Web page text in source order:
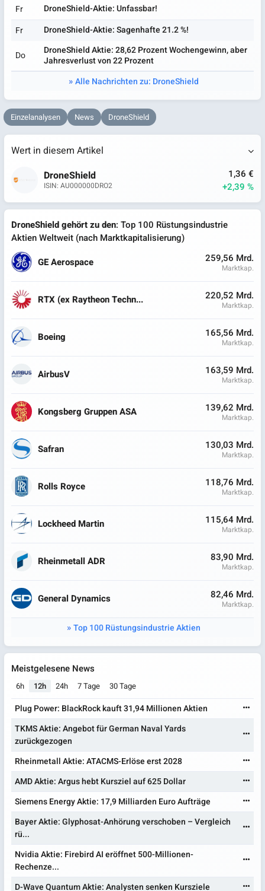
Fr
DroneShield-Aktie: Unfassbar!
Fr
DroneShield-Aktie: Sagenhafte 21.2 %!
Do
DroneShield Aktie: 28,62 Prozent Wochengewinn, aber
Jahresverlust von 22 Prozent
Alle Nachrichten zu: DroneShield
Einzelanalysen News DroneShield
Wert in diesem Artikel
DroneShield
ISIN: AU000000DRO2
1,36 €
+2,39 %
DroneShield gehört zu den: Top 100 Rüstungsindustrie
Aktien Weltweit (nach Marktkapitalisierung)
GE Aerospace
259,56 Mrd.
Marktkap.
RTX (ex Raytheon Techn... 220,52 Mrd.
Marktkap.
Boeing 165,56 Mrd.
Marktkap.
AirbusV 163,59 Mrd.
Marktkap.
Kongsberg Gruppen ASA 139,62 Mrd.
Marktkap.
Safran 130,03 Mrd.
Marktkap.
Rolls Royce 118,76 Mrd.
Marktkap.
Lockheed Martin 115,64 Mrd.
Marktkap.
Rheinmetall ADR 83,90 Mrd.
Marktkap.
General Dynamics 82,46 Mrd.
Marktkap.
Top 100 Rüstungsindustrie Aktien
Meistgelesene News
6h 12h 24h 7 Tage 30 Tage
Plug Power: BlackRock kauft 31,94 Millionen Aktien
TKMS Aktie: Angebot für German Naval Yards
zurückgezogen
Rheinmetall Aktie: ATACMS-Erlöse erst 2028
AMD Aktie: Argus hebt Kursziel auf 625 Dollar
Siemens Energy Aktie: 17,9 Milliarden Euro Aufträge
Bayer Aktie: Glyphosat-Anhörung verschoben – Vergleich
rü...
Nvidia Aktie: Firebird AI eröffnet 500-Millionen-
Rechenze...
D-Wave Quantum Aktie: Analysten senken Kursziele